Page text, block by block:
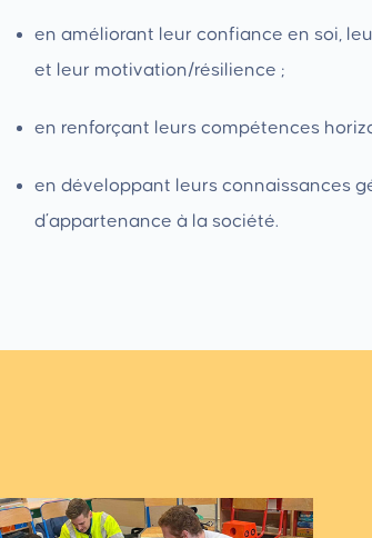
en améliorant leur confiance en soi,
et leur motivation/résilience ;
en renforçant leurs compétences
en développant leurs connaissances
d’appartenance à la société.